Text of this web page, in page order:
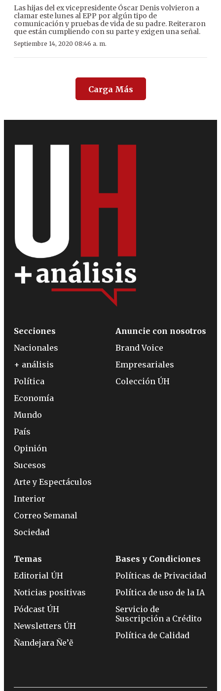
Las hijas del ex vicepresidente Óscar Denis volvieron a
clamar este lunes al EPP por algún tipo de
comunicación y pruebas de vida de su padre. Reiteraron
que están cumpliendo con su parte y exigen una señal.
Septiembre 14, 2020 08:46 a. m.
Carga Más
Secciones
Nacionales
+ análisis
Política
Economía
Mundo
País
Opinión
Sucesos
Arte y Espectáculos
Interior
Correo Semanal
Sociedad
Anuncie con nosotros
Brand Voice
Empresariales
Colección ÚH
Temas
Editorial ÚH
Noticias positivas
Pódcast ÚH
Newsletters ÚH
Ñandejara Ñe’ẽ
Bases y Condiciones
Políticas de Privacidad
Política de uso de la IA
Servicio de
Suscripción a Crédito
Política de Calidad